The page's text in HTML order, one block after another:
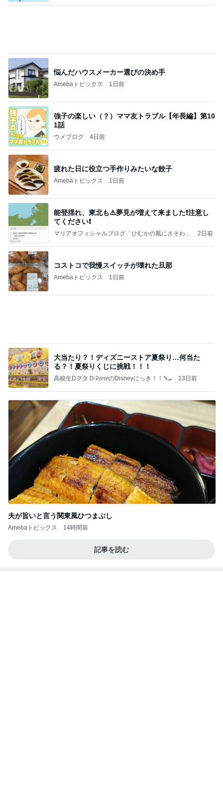
悩んだハウスメーカー選びの決め手
Amebaトピックス 1日前
強子の楽しい（？）ママ友トラブル【年長編】第10
1話
ウメブログ 4日前
疲れた日に役立つ手作りみたいな餃子
Amebaトピックス 1日前
能登揺れ、東北も⚠️夢見が増えて来ました❗️注意し
てください❗️
マリアオフィシャルブログ「ひむかの風にさそわれ
2日前
コストコで我慢スイッチが壊れた旦那
Amebaトピックス 1日前
大当たり？！ディズニーストア夏祭り…何当た
る？！夏祭りくじに挑戦！！！
高校生Dヲタ Ꭰ-ᎮꭵꭹꭴのDisneyにっき！！✎ܚ 13日前
夫が旨いと言う関東風ひつまぶし
Amebaトピックス 14時間前
記事を読む